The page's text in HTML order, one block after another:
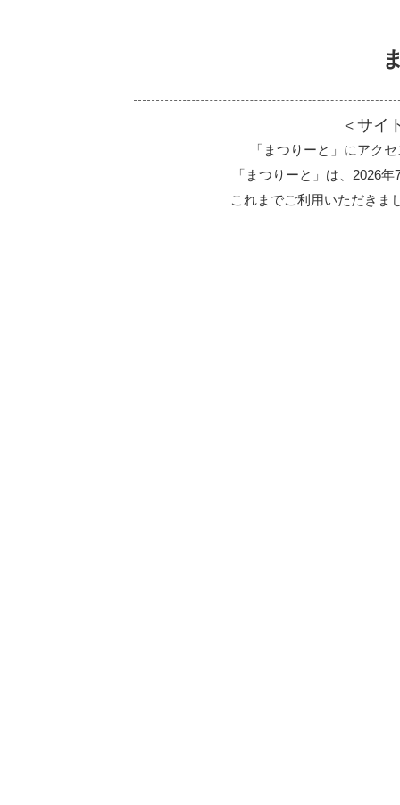
＜サイ
「まつりーと」にアク
「まつりーと」は、2026
これまでご利用いただきま